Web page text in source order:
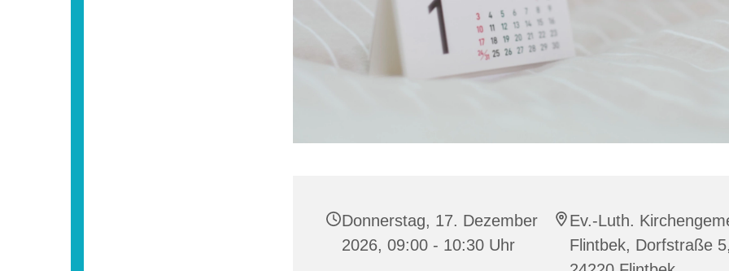
Donnerstag, 17. Dezember
2026, 09:00 - 10:30 Uhr
Ev.-Luth.
Flintbek, Dorfstraße 5,